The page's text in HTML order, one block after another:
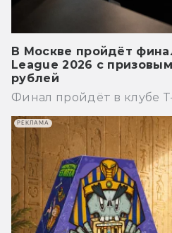
В Москве пройдёт
League 2026 с
рублей
Финал пройдёт в клубе
РЕКЛАМА